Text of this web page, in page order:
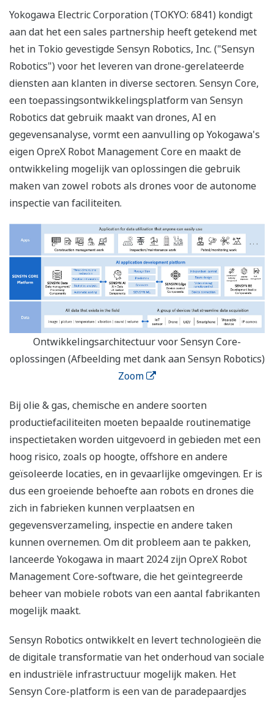
Yokogawa Electric Corporation (TOKYO: 6841) kondigt
aan dat het een sales partnership heeft getekend met
het in Tokio gevestigde Sensyn Robotics, Inc. ("Sensyn
Robotics") voor het leveren van drone-gerelateerde
diensten aan klanten in diverse sectoren. Sensyn Core,
een toepassingsontwikkelingsplatform van Sensyn
Robotics dat gebruik maakt van drones, AI en
gegevensanalyse, vormt een aanvulling op Yokogawa's
eigen OpreX Robot Management Core en maakt de
ontwikkeling mogelijk van oplossingen die gebruik
maken van zowel robots als drones voor de autonome
inspectie van faciliteiten.
Ontwikkelingsarchitectuur voor Sensyn Core-
oplossingen (Afbeelding met dank aan Sensyn Robotics)
Zoom
Bij olie & gas, chemische en andere soorten
productiefaciliteiten moeten bepaalde routinematige
inspectietaken worden uitgevoerd in gebieden met een
hoog risico, zoals op hoogte, offshore en andere
geïsoleerde locaties, en in gevaarlijke omgevingen. Er is
dus een groeiende behoefte aan robots en drones die
zich in fabrieken kunnen verplaatsen en
gegevensverzameling, inspectie en andere taken
kunnen overnemen. Om dit probleem aan te pakken,
lanceerde Yokogawa in maart 2024 zijn OpreX Robot
Management Core-software, die het geïntegreerde
beheer van mobiele robots van een aantal fabrikanten
mogelijk maakt.
Sensyn Robotics ontwikkelt en levert technologieën die
de digitale transformatie van het onderhoud van sociale
en industriële infrastructuur mogelijk maken. Het
Sensyn Core-platform is een van de paradepaardjes